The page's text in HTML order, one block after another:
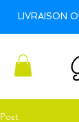
LIVRAISON
Post